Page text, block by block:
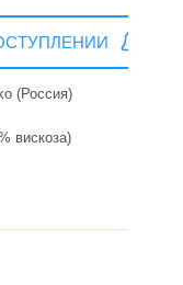
(Россия)
вискоза)